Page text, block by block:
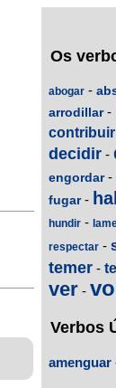
Os
abogar -
arrodillar-
contribuir
decidir -
engordar-
fugar-
hundir -
respectar -
temer -
ver -
Verbos
amenguar